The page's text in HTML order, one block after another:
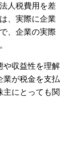
人税費用を差
、実際に企業
、企業の実際
や収益性を理解
業が税金を支払
主にとっても関